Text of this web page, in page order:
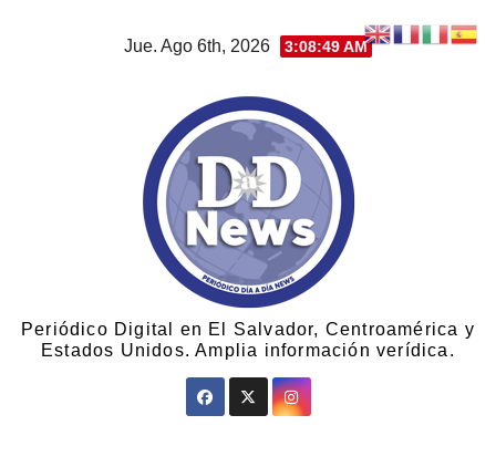
Jue. Ago 6th, 2026 3:08:50 AM
Periódico Digital en El Salvador, Centroamérica y
Estados Unidos. Amplia información verídica.